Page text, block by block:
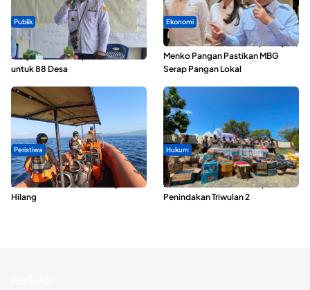
Publik
ABDESI Morotai Apresiasi
Penyaluran ADD Rp3,13 Miliar
untuk 88 Desa
Ekonomi
SPPG di Maluku Utara Dipercepat,
Menko Pangan Pastikan MBG
Serap Pangan Lokal
Peristiwa
Dua Longboat Bertabrakan di
Perairan Taliabu, Satu Nelayan
Hilang
Hukum
Polda Maluku Utara Musnahkan
Ribuan Liter Miras Hasil Operasi
Penindakan Triwulan 2